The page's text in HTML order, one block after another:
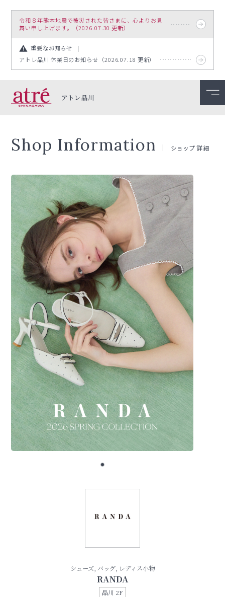
令和８年熊本地震で被災された皆さまに、心よりお見
舞い申し上げます。（2026.07.30 更新）
重要なお知らせ
アトレ品川 休業日のお知らせ（2026.07.18 更新）
アトレ品川
Shop Information ショップ詳細
シューズ, バッグ, レディス小物
RANDA
品川 2F